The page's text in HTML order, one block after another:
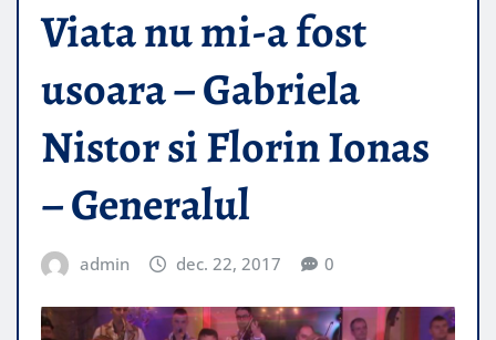
Viata nu mi-a fost
usoara – Gabriela
Nistor si Florin Ionas
– Generalul
admin dec. 22, 2017 0